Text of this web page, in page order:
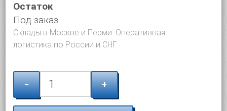
Остаток
Под заказ
Склады в Москве и Перми. Оперативная
логистика по России и СНГ.
− +